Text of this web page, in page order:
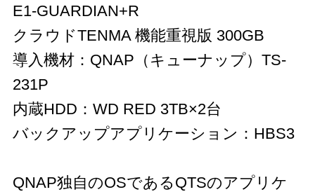
E1-GUARDIAN+R
クラウドTENMA 機能重視版 300GB
導入機材：QNAP（キューナップ）TS-
231P
内蔵HDD：WD RED 3TB×2台
バックアップアプリケーション：HBS3
QNAP独自のOSであるQTSのアプリケ